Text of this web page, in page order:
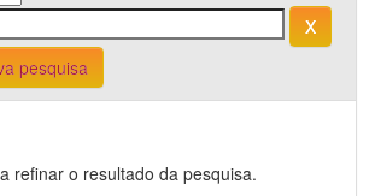
pesquisa
refinar o resultado da pesquisa.